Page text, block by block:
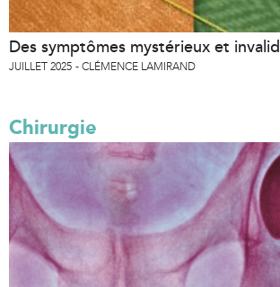
Des symptômes mystérieux et
JUILLET 2025 CLÉMENCE LAMIRAND
Chirurgie